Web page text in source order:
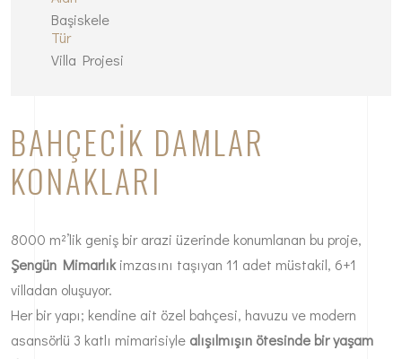
Başiskele
Tür
Villa Projesi
BAHÇECIK DAMLAR
KONAKLARI
8000 m²’lik geniş bir arazi üzerinde konumlanan bu proje,
Şengün Mimarlıkimzasını taşıyan 11 adet müstakil, 6+1
villadan oluşuyor.
Her bir yapı; kendine ait özel bahçesi, havuzu ve modern
asansörlü 3 katlı mimarisiyle alışılmışın ötesinde bir yaşam